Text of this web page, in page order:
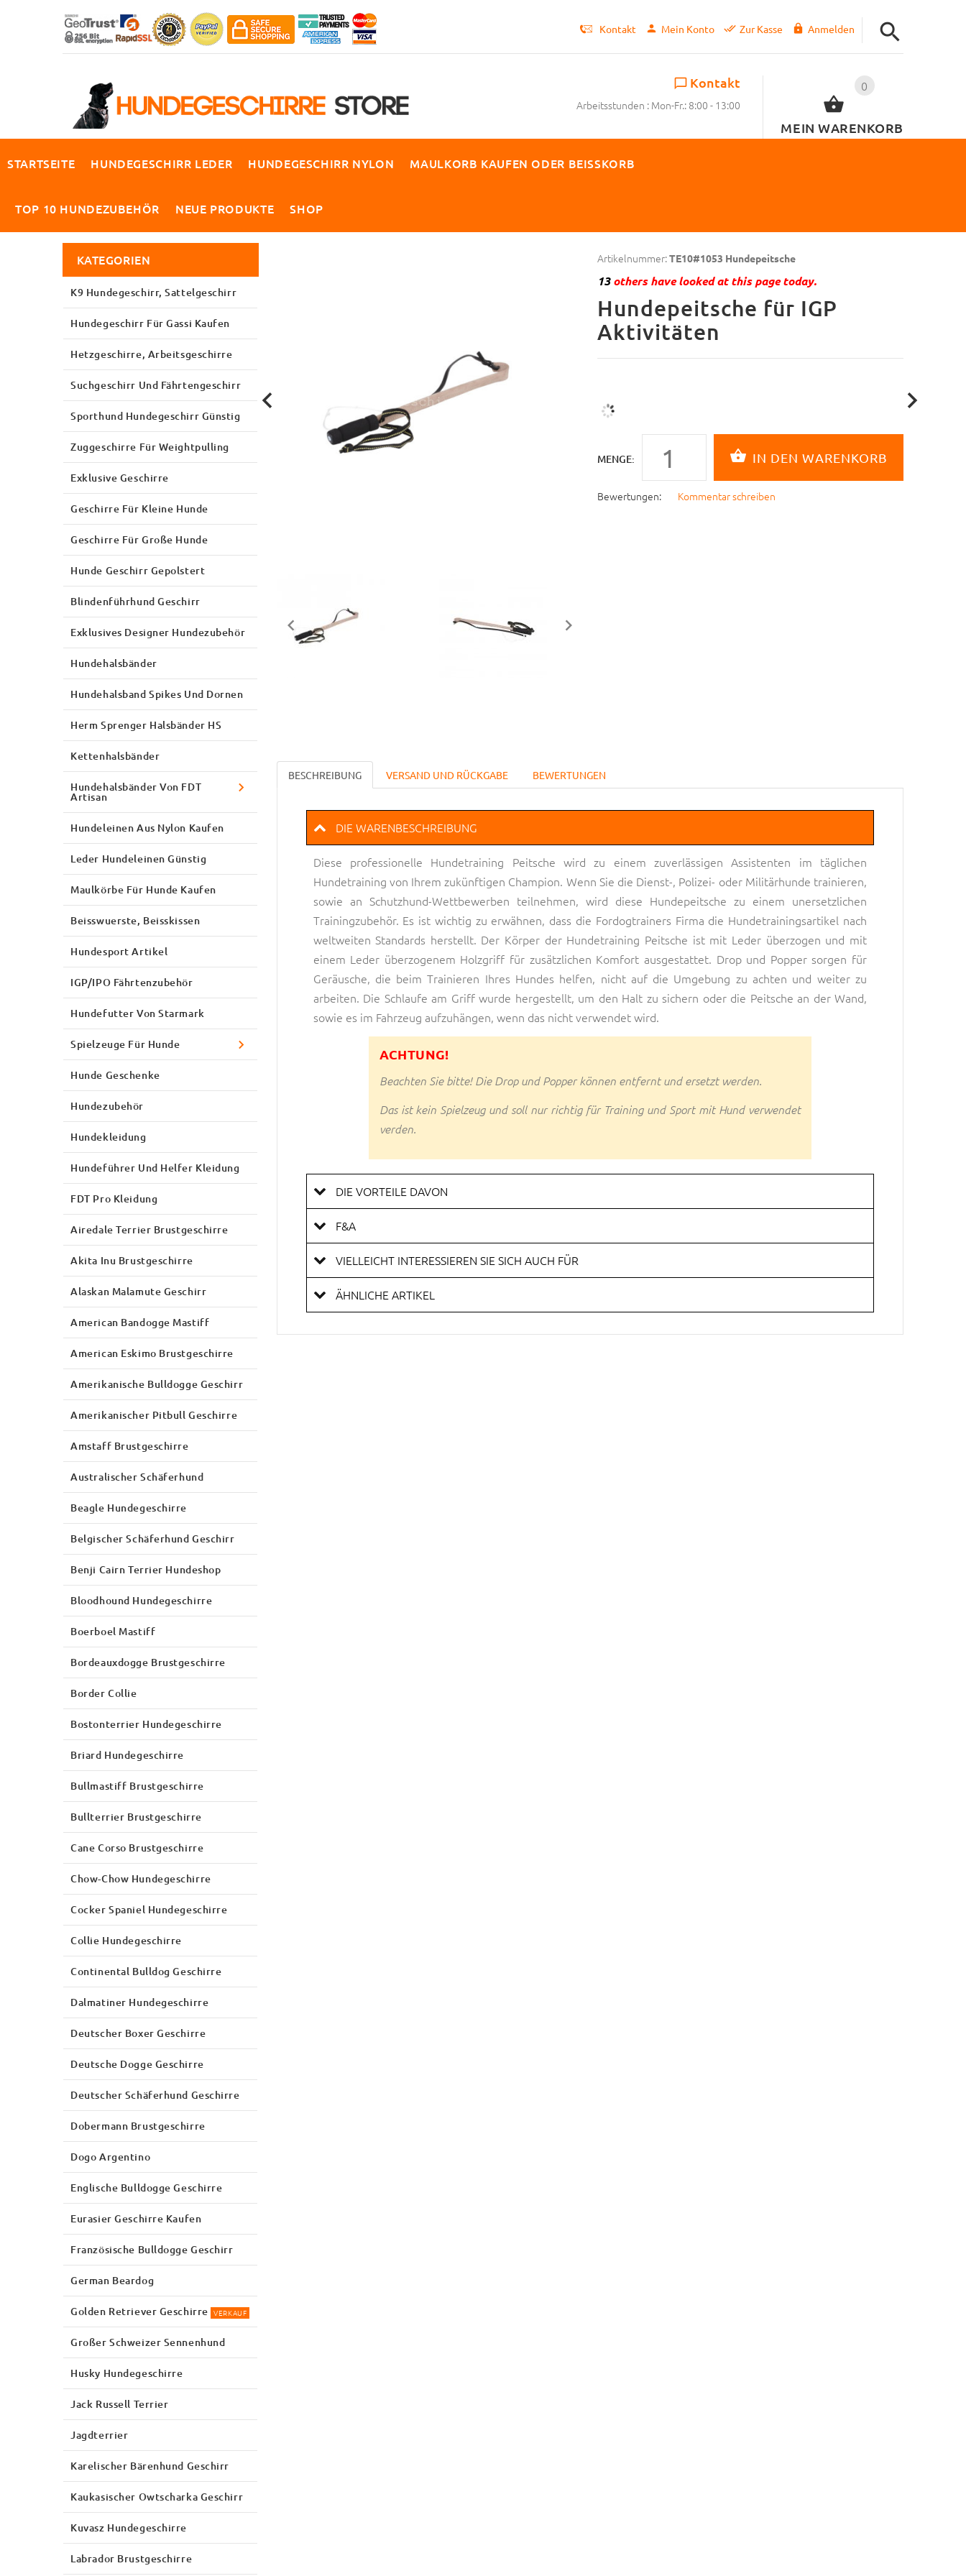
Kontakt Mein Konto Zur Kasse Anmelden
0
MEIN WARENKORB
Kontakt
Arbeitsstunden : Mon-Fr.: 8:00 - 13:00
STARTSEITE HUNDEGESCHIRR LEDER HUNDEGESCHIRR NYLON MAULKORB KAUFEN ODER BEISSKORB
TOP 10 HUNDEZUBEHÖR NEUE PRODUKTE SHOP
Artikelnummer:TE10#1053 Hundepeitsche
13others have looked at this page today.
Hundepeitsche für IGP
Aktivitäten
MENGE:
Bewertungen: Kommentar schreiben
BESCHREIBUNG VERSAND UND RÜCKGABE BEWERTUNGEN
DIE WARENBESCHREIBUNG
Diese professionelle Hundetraining Peitsche wird zu einem zuverlässigen Assistenten im täglichen
Hundetraining von Ihrem zukünftigen Champion. Wenn Sie die Dienst-, Polizei- oder Militärhunde trainieren,
sowie an Schutzhund-Wettbewerben teilnehmen, wird diese Hundepeitsche zu einem unersetzlichen
Trainingzubehör. Es ist wichtig zu erwähnen, dass die Fordogtrainers Firma die Hundetrainingsartikel nach
weltweiten Standards herstellt. Der Körper der Hundetraining Peitsche ist mit Leder überzogen und mit
einem Leder überzogenem Holzgriff für zusätzlichen Komfort ausgestattet. Drop und Popper sorgen für
Geräusche, die beim Trainieren Ihres Hundes helfen, nicht auf die Umgebung zu achten und weiter zu
arbeiten. Die Schlaufe am Griff wurde hergestellt, um den Halt zu sichern oder die Peitsche an der Wand,
sowie es im Fahrzeug aufzuhängen, wenn das nicht verwendet wird.
ACHTUNG!
Beachten Sie bitte! Die Drop und Popper können entfernt und ersetzt werden.
Das ist kein Spielzeug und soll nur richtig für Training und Sport mit Hund verwendet
verden.
DIE VORTEILE DAVON
F&A
VIELLEICHT INTERESSIEREN SIE SICH AUCH FÜR
ÄHNLICHE ARTIKEL
KATEGORIEN
K9 Hundegeschirr, Sattelgeschirr
Hundegeschirr Für Gassi Kaufen
Hetzgeschirre, Arbeitsgeschirre
Suchgeschirr Und Fährtengeschirr
Sporthund Hundegeschirr Günstig
Zuggeschirre Für Weightpulling
Exklusive Geschirre
Geschirre Für Kleine Hunde
Geschirre Für Große Hunde
Hunde Geschirr Gepolstert
Blindenführhund Geschirr
Exklusives Designer Hundezubehör
Hundehalsbänder
Hundehalsband Spikes Und Dornen
Herm Sprenger Halsbänder HS
Kettenhalsbänder
Hundehalsbänder Von FDT
Artisan
Hundeleinen Aus Nylon Kaufen
Leder Hundeleinen Günstig
Maulkörbe Für Hunde Kaufen
Beisswuerste, Beisskissen
Hundesport Artikel
IGP/IPO Fährtenzubehör
Hundefutter Von Starmark
Spielzeuge Für Hunde
Hunde Geschenke
Hundezubehör
Hundekleidung
Hundeführer Und Helfer Kleidung
FDT Pro Kleidung
Airedale Terrier Brustgeschirre
Akita Inu Brustgeschirre
Alaskan Malamute Geschirr
American Bandogge Mastiff
American Eskimo Brustgeschirre
Amerikanische Bulldogge Geschirr
Amerikanischer Pitbull Geschirre
Amstaff Brustgeschirre
Australischer Schäferhund
Beagle Hundegeschirre
Belgischer Schäferhund Geschirr
Benji Cairn Terrier Hundeshop
Bloodhound Hundegeschirre
Boerboel Mastiff
Bordeauxdogge Brustgeschirre
Border Collie
Bostonterrier Hundegeschirre
Briard Hundegeschirre
Bullmastiff Brustgeschirre
Bullterrier Brustgeschirre
Cane Corso Brustgeschirre
Chow-Chow Hundegeschirre
Cocker Spaniel Hundegeschirre
Collie Hundegeschirre
Continental Bulldog Geschirre
Dalmatiner Hundegeschirre
Deutscher Boxer Geschirre
Deutsche Dogge Geschirre
Deutscher Schäferhund Geschirre
Dobermann Brustgeschirre
Dogo Argentino
Englische Bulldogge Geschirre
Eurasier Geschirre Kaufen
Französische Bulldogge Geschirr
German Beardog
Golden Retriever Geschirre VERKAUF
Großer Schweizer Sennenhund
Husky Hundegeschirre
Jack Russell Terrier
Jagdterrier
Karelischer Bärenhund Geschirr
Kaukasischer Owtscharka Geschirr
Kuvasz Hundegeschirre
Labrador Brustgeschirre